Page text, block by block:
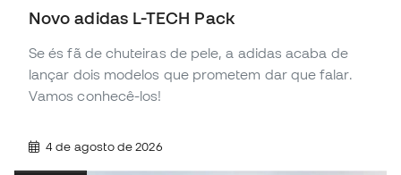
Novo adidas L-TECH Pack
Se és fã de chuteiras de pele, a adidas acaba de
lançar dois modelos que prometem dar que falar.
Vamos conhecê-los!
4 de agosto de 2026